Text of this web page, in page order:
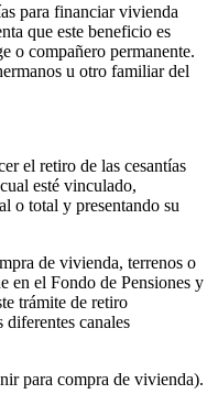
para financiar vivienda
que este beneficio es
o compañero permanente.
u otro familiar del
el retiro de las cesantías
esté vinculado,
o total y presentando su
de vivienda, terrenos o
en el Fondo de Pensiones y
trámite de retiro
diferentes canales
para compra de vivienda).